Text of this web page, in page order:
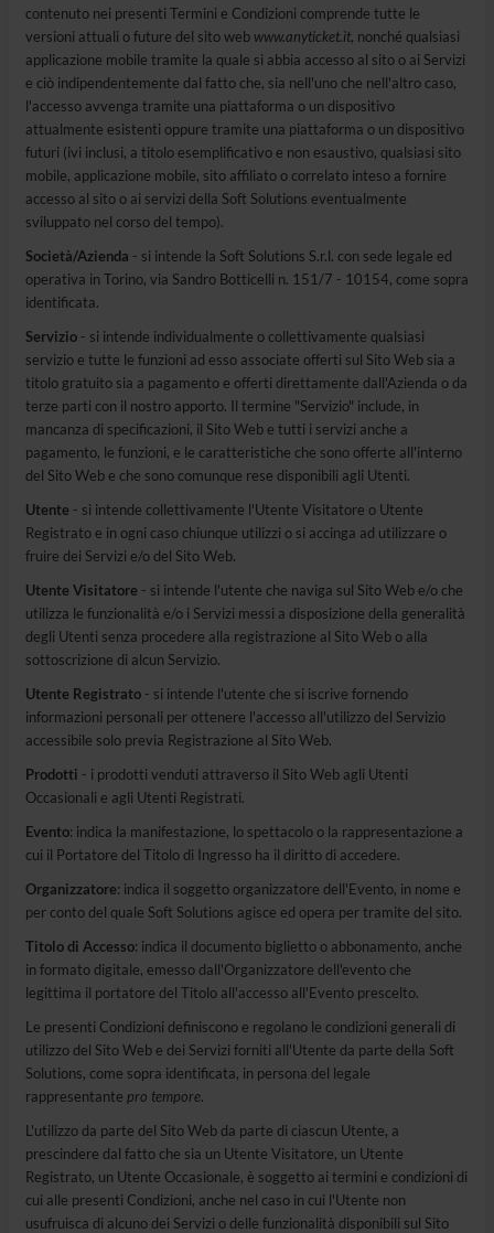
contenuto nei presenti Termini e Condizioni comprende tutte le
versioni attuali o future del sito web www.anyticket.it, nonché qualsiasi
applicazione mobile tramite la quale si abbia accesso al sito o ai Servizi
e ciò indipendentemente dal fatto che, sia nell'uno che nell'altro caso,
l'accesso avvenga tramite una piattaforma o un dispositivo
attualmente esistenti oppure tramite una piattaforma o un dispositivo
futuri (ivi inclusi, a titolo esemplificativo e non esaustivo, qualsiasi sito
mobile, applicazione mobile, sito affiliato o correlato inteso a fornire
accesso al sito o ai servizi della Soft Solutions eventualmente
sviluppato nel corso del tempo).
Società/Azienda - si intende la Soft Solutions S.r.l. con sede legale ed
operativa in Torino, via Sandro Botticelli n. 151/7 - 10154, come sopra
identificata.
Servizio - si intende individualmente o collettivamente qualsiasi
servizio e tutte le funzioni ad esso associate offerti sul Sito Web sia a
titolo gratuito sia a pagamento e offerti direttamente dall'Azienda o da
terze parti con il nostro apporto. Il termine "Servizio" include, in
mancanza di specificazioni, il Sito Web e tutti i servizi anche a
pagamento, le funzioni, e le caratteristiche che sono offerte all'interno
del Sito Web e che sono comunque rese disponibili agli Utenti.
Utente - si intende collettivamente l'Utente Visitatore o Utente
Registrato e in ogni caso chiunque utilizzi o si accinga ad utilizzare o
fruire dei Servizi e/o del Sito Web.
Utente Visitatore - si intende l'utente che naviga sul Sito Web e/o che
utilizza le funzionalità e/o i Servizi messi a disposizione della generalità
degli Utenti senza procedere alla registrazione al Sito Web o alla
sottoscrizione di alcun Servizio.
Utente Registrato - si intende l'utente che si iscrive fornendo
informazioni personali per ottenere l'accesso all'utilizzo del Servizio
accessibile solo previa Registrazione al Sito Web.
Prodotti - i prodotti venduti attraverso il Sito Web agli Utenti
Occasionali e agli Utenti Registrati.
Evento: indica la manifestazione, lo spettacolo o la rappresentazione a
cui il Portatore del Titolo di Ingresso ha il diritto di accedere.
Organizzatore: indica il soggetto organizzatore dell'Evento, in nome e
per conto del quale Soft Solutions agisce ed opera per tramite del sito.
Titolo di Accesso: indica il documento biglietto o abbonamento, anche
in formato digitale, emesso dall'Organizzatore dell'evento che
legittima il portatore del Titolo all'accesso all'Evento prescelto.
Le presenti Condizioni definiscono e regolano le condizioni generali di
utilizzo del Sito Web e dei Servizi forniti all'Utente da parte della Soft
Solutions, come sopra identificata, in persona del legale
rappresentante pro tempore.
L'utilizzo da parte del Sito Web da parte di ciascun Utente, a
prescindere dal fatto che sia un Utente Visitatore, un Utente
Registrato, un Utente Occasionale, è soggetto ai termini e condizioni di
cui alle presenti Condizioni, anche nel caso in cui l'Utente non
usufruisca di alcuno dei Servizi o delle funzionalità disponibili sul Sito